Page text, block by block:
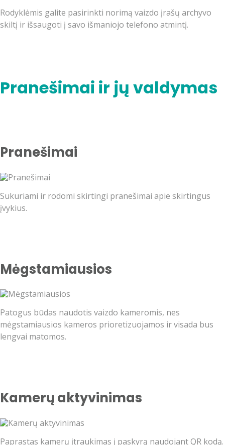
Rodyklėmis galite pasirinkti norimą vaizdo įrašų archyvo
skiltį ir išsaugoti į savo išmaniojo telefono atmintį.
Pranešimai ir jų valdymas
Pranešimai
Sukuriami ir rodomi skirtingi pranešimai apie skirtingus
įvykius.
Mėgstamiausios
Patogus būdas naudotis vaizdo kameromis, nes
mėgstamiausios kameros prioretizuojamos ir visada bus
lengvai matomos.
Kamerų aktyvinimas
Paprastas kamerų įtraukimas į paskyrą naudojant QR kodą.